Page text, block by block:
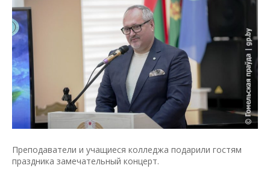
Преподаватели и учащиеся колледжа подарили гостям
праздника замечательный концерт.